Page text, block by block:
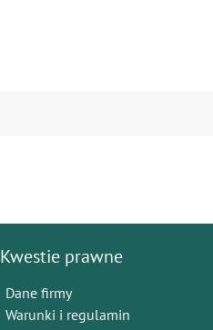
Kwestie prawne
Dane firmy
Warunki i regulamin